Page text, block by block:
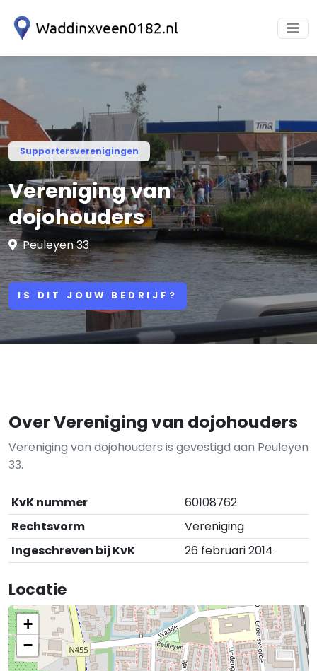
Supportersverenigingen
Vereniging van
dojohouders
Peuleyen 33
IS DIT JOUW BEDRIJF?
Over Vereniging van dojohouders
Vereniging van dojohouders is gevestigd aan Peuleyen
33.
KvK nummer
60108762
Rechtsvorm
Vereniging
Ingeschreven bij KvK
26 februari 2014
Locatie
+
−